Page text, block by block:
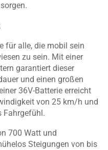
für alle, die mobil sein
zu sein. Mit einer
garantiert dieser
und einen großen
36V-Batterie erreicht
von 25 km/h und
Fahrgefühl.
700 Watt und
Steigungen von bis